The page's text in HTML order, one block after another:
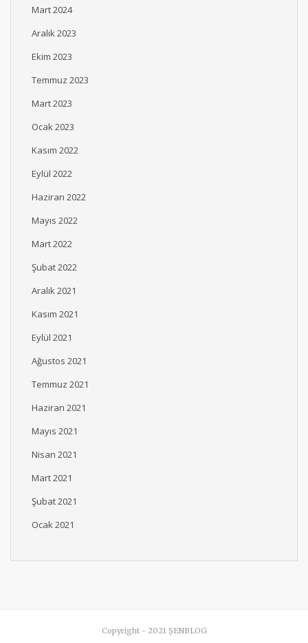
Mart 2024
Aralık 2023
Ekim 2023
Temmuz 2023
Mart 2023
Ocak 2023
Kasım 2022
Eylül 2022
Haziran 2022
Mayıs 2022
Mart 2022
Şubat 2022
Aralık 2021
Kasım 2021
Eylül 2021
Ağustos 2021
Temmuz 2021
Haziran 2021
Mayıs 2021
Nisan 2021
Mart 2021
Şubat 2021
Ocak 2021
Copyright - 2021 ŞENBLOG